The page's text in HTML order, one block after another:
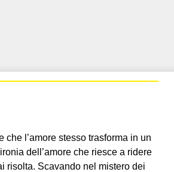
che l’amore stesso trasforma in un
dell’amore che riesce a ridere
risolta. Scavando nel mistero dei